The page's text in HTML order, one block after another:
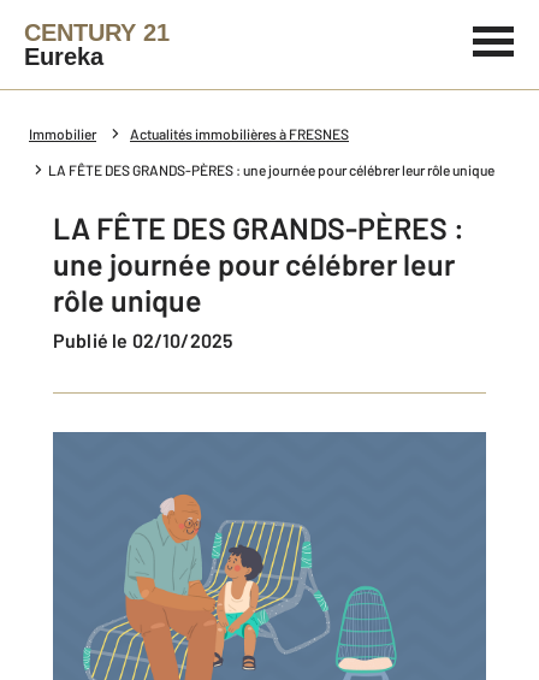
CENTURY 21
Eureka
Immobilier Actualités immobilières à FRESNES
LA FÊTE DES GRANDS-PÈRES : une journée pour célébrer leur rôle unique
LA FÊTE DES GRANDS-PÈRES :
une journée pour célébrer leur
rôle unique
Publié le 02/10/2025